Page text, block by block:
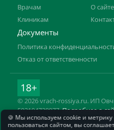
Врачам
Клиникам
О сайте
Документы
Политика
Отказ от ответственности
18+
© 2026 vrach-rossiya.ru. ИП
592104728977.Подробнее о
Информация на сайте не
🍪 Мы используем cookie и
пользоваться сайтом, вы